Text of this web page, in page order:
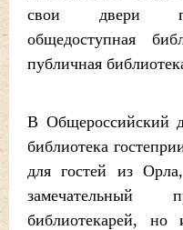
свои двери
общедоступная
публичная
В Общероссийский
библиотека
для гостей из
библиотекарей,